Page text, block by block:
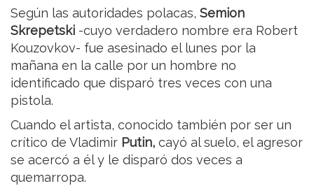
Según las autoridades polacas, Semion
Skrepetski -cuyo verdadero nombre era Robert
Kouzovkov- fue asesinado el lunes por la
mañana en la calle por un hombre no
identificado que disparó tres veces con una
pistola.
Cuando el artista, conocido también por ser un
crítico de Vladimir Putin, cayó al suelo, el agresor
se acercó a él y le disparó dos veces a
quemarropa.